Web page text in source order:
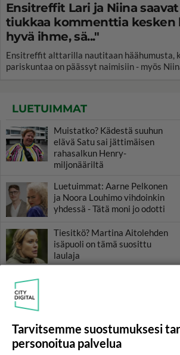
Ensitreffit Lari ja Niina
tiukkaa kommenttia kesken
hyvä ihme, sä..."
Ensitreffit alttarilla nautitaan häähumusta,
pariskuntaa on päässyt naimisiin - myös
LUETUIMMAT
Muistatko? Kädestä suuhun
elävä Satu sai jättimäisen
rahasalkun Henry-
miljonääriltä
Luetuimmat: Aarne Pelkonen
ja Noora Louhimo vihdoinkin
yhdessä - Tätä moni jo odotti
Tiesitkö? Martina Aitolehden
isäpuoli on tämä suosittu
laulaja
Kun yksi kauhallinen ei riitä...
Tämä helppo arkiruoka ei jää
syömättä!
Tarvitsemme suostumuksesi
personoitua palvelua